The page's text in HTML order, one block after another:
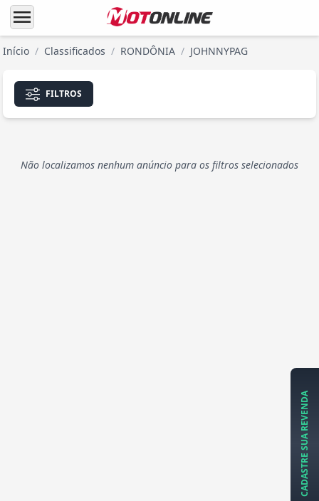
menu
Início / Classificados / RONDÔNIA / JOHNNYPAG
FILTROS
Não localizamos nenhum anúncio para os filtros selecionados
CADASTRE SUA REVENDA